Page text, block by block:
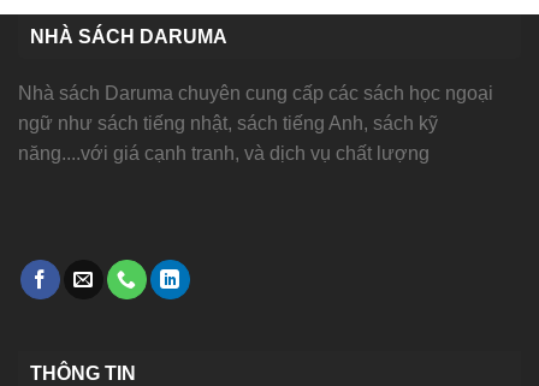
NHÀ SÁCH DARUMA
Nhà sách Daruma chuyên cung cấp các sách học ngoại
ngữ như sách tiếng nhật, sách tiếng Anh, sách kỹ
năng....với giá cạnh tranh, và dịch vụ chất lượng
THÔNG TIN